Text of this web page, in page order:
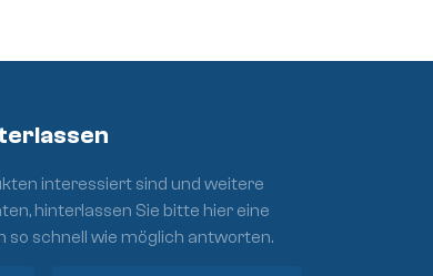
interessiert sind und weitere
hinterlassen Sie bitte hier eine
so schnell wie möglich antworten.